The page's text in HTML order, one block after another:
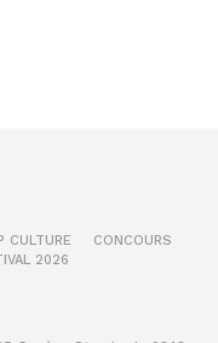
CULTURE
CONCOURS
2026